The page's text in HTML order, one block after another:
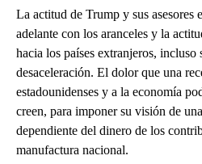
La actitud de Trump y sus asesores
adelante con los aranceles y la
hacia los países extranjeros, incluso
desaceleración. El dolor que una
estadounidenses y a la economía
creen, para imponer su visión de
dependiente del dinero de los
manufactura nacional.